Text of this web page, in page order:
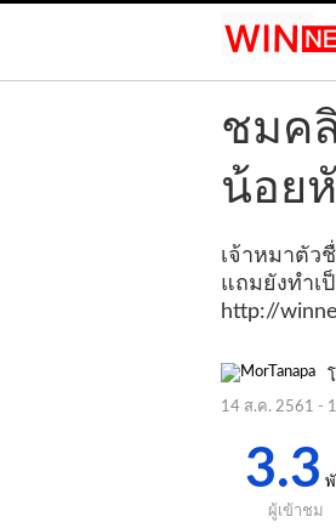
ชมค
น้อย
เจ้าหมาตัว
แถมยังทำเ
http://
14 ส.ค. 2561 -
3.3
ผู้เข้าชม